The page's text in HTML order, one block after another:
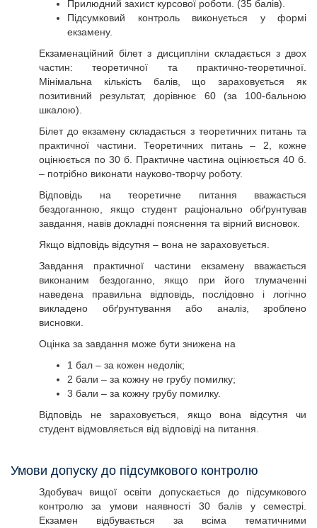
Прилюдний захист курсової роботи. (35 балів).
Підсумковий контроль виконується у формі
екзамену.
Екзаменаційний білет з дисципліни складається з двох
частин: теоретичної та практично-теоретичної.
Мінімальна кількість балів, що зараховується як
позитивний результат, дорівнює 60 (за 100-бальною
шкалою).
Білет до екзамену складається з теоретичних питань та
практичної частини. Теоретичних питань – 2, кожне
оцінюється по 30 б. Практичне частина оцінюється 40 б.
– потрібно виконати науково-творчу роботу.
Відповідь на теоретичне питання вважається
бездоганною, якщо студент раціонально обґрунтував
завдання, навів докладні пояснення та вірний висновок.
Якщо відповідь відсутня – вона не зараховується.
Завдання практичної частини екзамену вважається
виконаним бездоганно, якщо при його тлумаченні
наведена правильна відповідь, послідовно і логічно
викладено обґрунтування або аналіз, зроблено
висновки.
Оцінка за завдання може бути знижена на
1 бал – за кожен недолік;
2 бали – за кожну не грубу помилку;
3 бали – за кожну грубу помилку.
Відповідь не зараховується, якщо вона відсутня чи
студент відмовляється від відповіді на питання.
Умови допуску до підсумкового контролю
Здобувач вищої освіти допускається до підсумкового
контролю за умови наявності 30 балів у семестрі.
Екзамен відбувається за всіма тематичними